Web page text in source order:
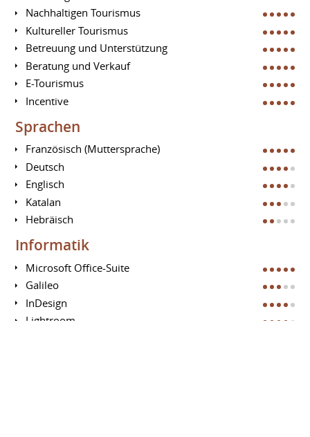
Nachhaltigen Tourismus
Kultureller Tourismus
Betreuung und Unterstützung
Beratung und Verkauf
E-Tourismus
Incentive
Sprachen
Französisch (Muttersprache)
Deutsch
Englisch
Katalan
Hebräisch
Informatik
Microsoft Office-Suite
Galileo
InDesign
Lightroom